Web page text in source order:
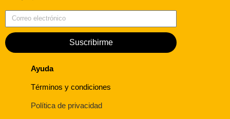
Suscribirme
Ayuda
Términos y condiciones
Política de privacidad